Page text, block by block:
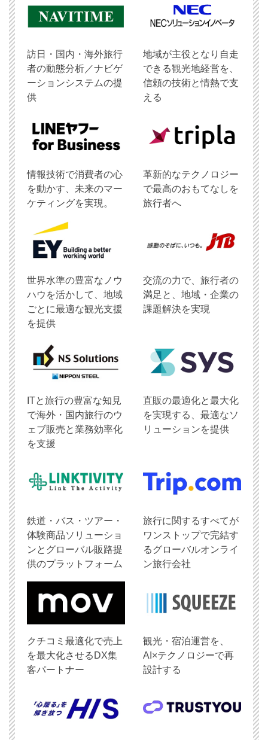
訪日・国内・海外旅行
者の動態分析／ナビゲ
ーションシステムの提
供
地域が主役となり自走
できる観光地経営を、
信頼の技術と情熱で支
える
情報技術で消費者の心
を動かす、未来のマー
ケティングを実現。
革新的なテクノロジー
で最高のおもてなしを
旅行者へ
世界水準の豊富なノウ
ハウを活かして、地域
ごとに最適な観光支援
を提供
交流の力で、旅行者の
満足と、地域・企業の
課題解決を実現
ITと旅行の豊富な知見
で海外・国内旅行のウ
ェブ販売と業務効率化
を支援
直販の最適化と最大化
を実現する、最適なソ
リューションを提供
鉄道・バス・ツアー・
体験商品ソリューショ
ンとグローバル販路提
供のプラットフォーム
旅行に関するすべてが
ワンストップで完結す
るグローバルオンライ
ン旅行会社
クチコミ最適化で売上
を最大化させるDX集
客パートナー
観光・宿泊運営を、
AI×テクノロジーで再
設計する